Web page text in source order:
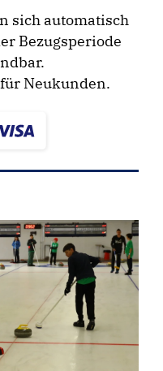
sich automatisch
Bezugsperiode
Neukunden.